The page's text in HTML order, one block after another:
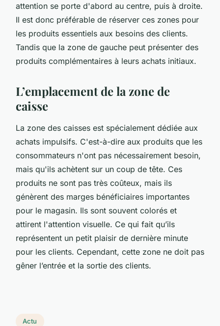
attention se porte d'abord au centre, puis à droite.
Il est donc préférable de réserver ces zones pour
les produits essentiels aux besoins des clients.
Tandis que la zone de gauche peut présenter des
produits complémentaires à leurs achats initiaux.
L’emplacement de la zone de
caisse
La zone des caisses est spécialement dédiée aux
achats impulsifs. C'est-à-dire aux produits que les
consommateurs n'ont pas nécessairement besoin,
mais qu'ils achètent sur un coup de tête. Ces
produits ne sont pas très coûteux, mais ils
génèrent des marges bénéficiaires importantes
pour le magasin. Ils sont souvent colorés et
attirent l'attention visuelle. Ce qui fait qu’ils
représentent un petit plaisir de dernière minute
pour les clients. Cependant, cette zone ne doit pas
gêner l’entrée et la sortie des clients.
Actu